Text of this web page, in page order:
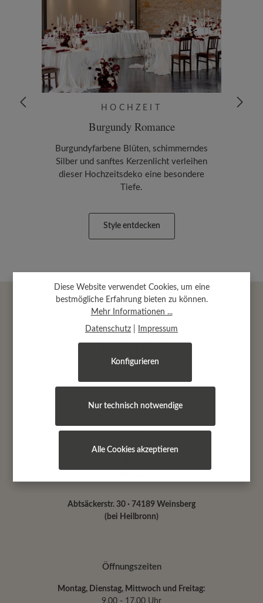
HOCHZEIT
Burgundy Romance
Burgundyfarbene Blüten, schimmerndes
Silber und sanftes Kerzenlicht verleihen
dieser Hochzeitsdeko eine besondere
Tiefe.
Style entdecken
Kontakt
Telefon
+ 49 (0) 7134 9180182
Abtsäckerstr. 30 · 74189 Weinsberg
(bei Heilbronn)
Öffnungszeiten
Montag, Dienstag, Mittwoch und Freitag:
Diese Website verwendet Cookies, um eine
bestmögliche Erfahrung bieten zu können.
Mehr Informationen ...
Datenschutz Impressum
Nur technisch notwendige
Konfigurieren
Alle Cookies akzeptieren